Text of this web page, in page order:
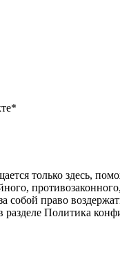
*
только здесь,
собой право
Политика